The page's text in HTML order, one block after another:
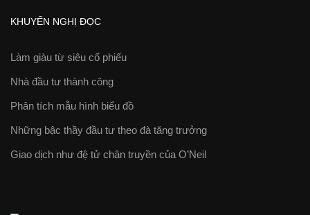
KHUYẾN NGHỊ ĐỌC
Làm giàu từ siêu cổ phiếu
Nhà đầu tư thành công
Phân tích mẫu hình biểu đồ
Những bậc thầy đầu tư theo đà tăng trưởng
Giao dịch như đệ tử chân truyền của O’Neil